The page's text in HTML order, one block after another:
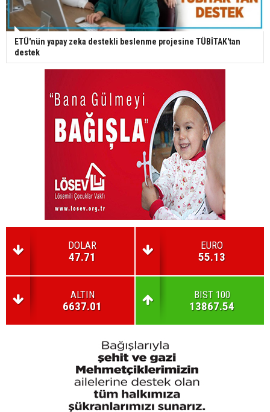
ETÜ'nün yapay zeka destekli beslenme projesine TÜBİTAK'tan
destek
DOLAR
47.71
EURO
55.13
ALTIN
6637.01
BIST 100
13867.54